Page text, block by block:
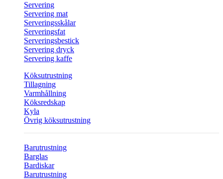
Servering
Servering mat
Serveringsskålar
Serveringsfat
Serveringsbestick
Servering dryck
Servering kaffe
Köksutrustning
Tillagning
Varmhållning
Köksredskap
Kyla
Övrig köksutrustning
Barutrustning
Barglas
Bardiskar
Barutrustning